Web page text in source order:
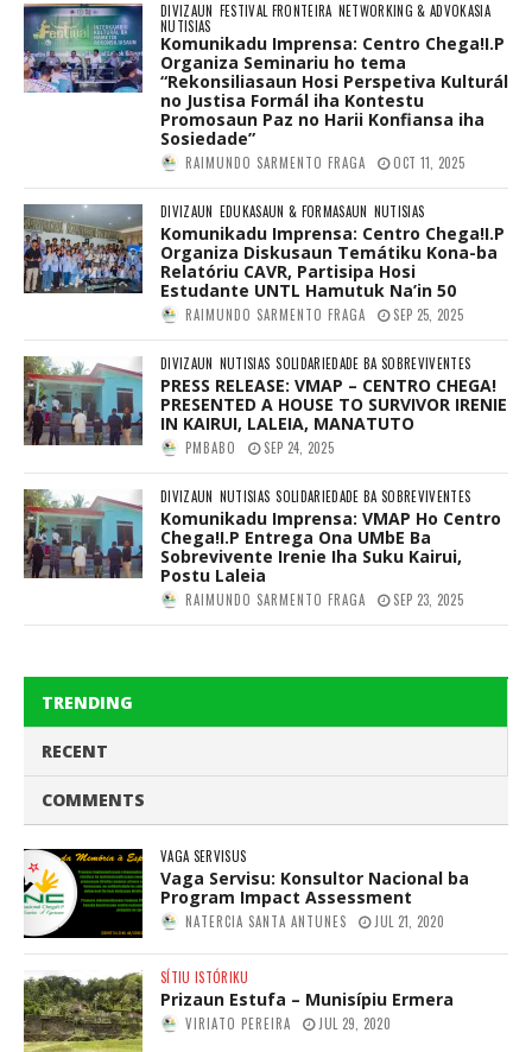
DIVIZAUN FESTIVAL FRONTEIRA NETWORKING & ADVOKASIA
NUTISIAS
Komunikadu Imprensa: Centro Chega!I.P
Organiza Seminariu ho tema
“Rekonsiliasaun Hosi Perspetiva Kulturál
no Justisa Formál iha Kontestu
Promosaun Paz no Harii Konfiansa iha
Sosiedade”
RAIMUNDO SARMENTO FRAGA OCT 11, 2025
DIVIZAUN EDUKASAUN & FORMASAUN NUTISIAS
Komunikadu Imprensa: Centro Chega!I.P
Organiza Diskusaun Temátiku Kona-ba
Relatóriu CAVR, Partisipa Hosi
Estudante UNTL Hamutuk Na’in 50
RAIMUNDO SARMENTO FRAGA SEP 25, 2025
DIVIZAUN NUTISIAS SOLIDARIEDADE BA SOBREVIVENTES
PRESS RELEASE: VMAP – CENTRO CHEGA!
PRESENTED A HOUSE TO SURVIVOR IRENIE
IN KAIRUI, LALEIA, MANATUTO
PMBABO SEP 24, 2025
DIVIZAUN NUTISIAS SOLIDARIEDADE BA SOBREVIVENTES
Komunikadu Imprensa: VMAP Ho Centro
Chega!I.P Entrega Ona UMbE Ba
Sobrevivente Irenie Iha Suku Kairui,
Postu Laleia
RAIMUNDO SARMENTO FRAGA SEP 23, 2025
TRENDING
RECENT
COMMENTS
VAGA SERVISUS
Vaga Servisu: Konsultor Nacional ba
Program Impact Assessment
NATERCIA SANTA ANTUNES JUL 21, 2020
SÍTIU ISTÓRIKU
Prizaun Estufa – Munisípiu Ermera
VIRIATO PEREIRA JUL 29, 2020